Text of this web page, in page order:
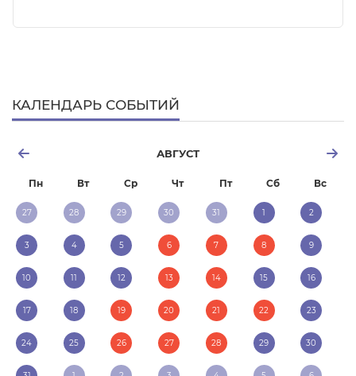
КАЛЕНДАРЬ СОБЫТИЙ
АВГУСТ
Пн Вт Ср Чт Пт Сб Вс
27 28 29 30 31 1 2
3 4 5 6 7 8 9
10 11 12 13 14 15 16
17 18 19 20 21 22 23
24 25 26 27 28 29 30